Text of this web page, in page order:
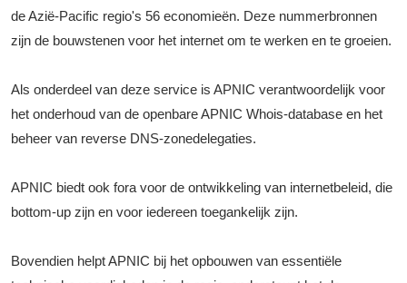
de Azië-Pacific regio's 56 economieën. Deze nummerbronnen
zijn de bouwstenen voor het internet om te werken en te groeien.
Als onderdeel van deze service is APNIC verantwoordelijk voor
het onderhoud van de openbare APNIC Whois-database en het
beheer van reverse DNS-zonedelegaties.
APNIC biedt ook fora voor de ontwikkeling van internetbeleid, die
bottom-up zijn en voor iedereen toegankelijk zijn.
Bovendien helpt APNIC bij het opbouwen van essentiële